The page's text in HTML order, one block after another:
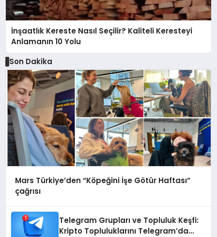
İnşaatlık Kereste Nasıl Seçilir? Kaliteli Keresteyi
Anlamanın 10 Yolu
Son Dakika
Mars Türkiye’den “Köpeğini İşe Götür Haftası”
çağrısı
Telegram Grupları ve Topluluk Keşfi:
Kripto Topluluklarını Telegram’da